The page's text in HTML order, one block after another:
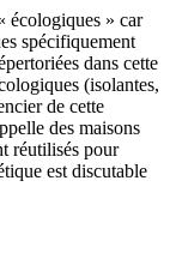
écologiques » car
spécifiquement
dans cette
(isolantes,
de cette
des maisons
réutilisés pour
est discutable